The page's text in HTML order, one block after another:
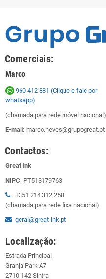
Comerciais:
Marco
960 412 881 (Clique e fale por
whatsapp)
(chamada para rede móvel nacional)
E-mail: marco.neves@grupogreat.pt
Contactos:
Great Ink
NIPC: PT513179763
+351 214 312 258
(chamada para rede fixa nacional)
geral@great-ink.pt
Localização:
Estrada Principal
Granja Park A7
2710-142 Sintra